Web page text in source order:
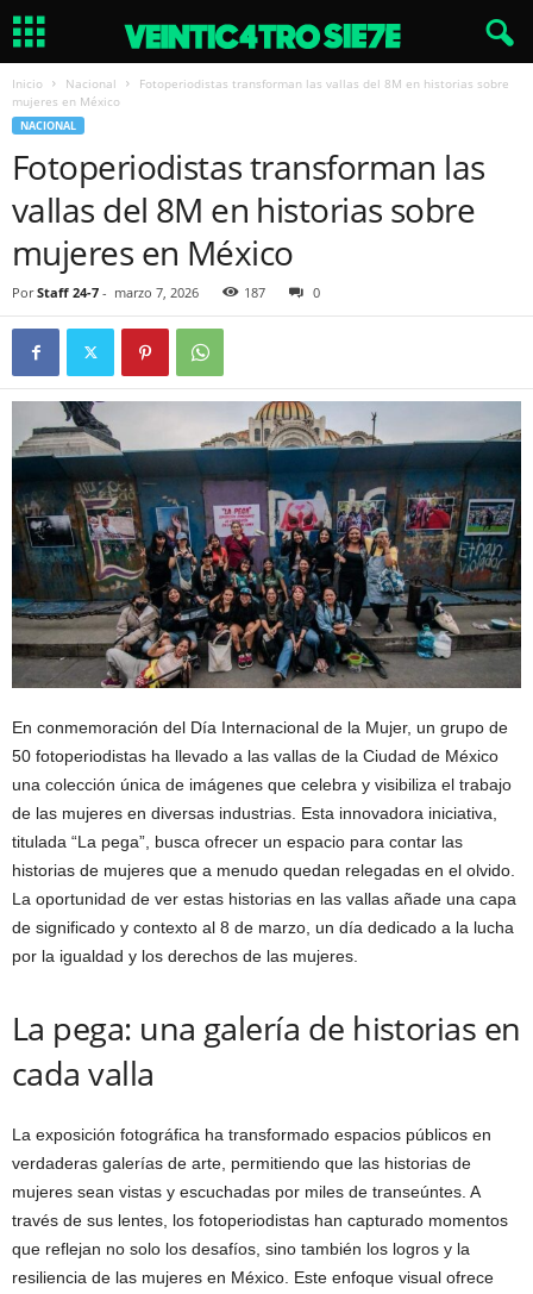
Inicio Nacional
Fotoperiodistas transforman las vallas del 8M en historias sobre
mujeres en México
NACIONAL
Fotoperiodistas transforman las
vallas del 8M en historias sobre
mujeres en México
Por Staff 24-7 - marzo 7, 2026 187 0
En conmemoración del Día Internacional de la Mujer, un grupo de
50 fotoperiodistas ha llevado a las vallas de la Ciudad de México
una colección única de imágenes que celebra y visibiliza el trabajo
de las mujeres en diversas industrias. Esta innovadora iniciativa,
titulada “La pega”, busca ofrecer un espacio para contar las
historias de mujeres que a menudo quedan relegadas en el olvido.
La oportunidad de ver estas historias en las vallas añade una capa
de significado y contexto al 8 de marzo, un día dedicado a la lucha
por la igualdad y los derechos de las mujeres.
La pega: una galería de historias en
cada valla
La exposición fotográfica ha transformado espacios públicos en
verdaderas galerías de arte, permitiendo que las historias de
mujeres sean vistas y escuchadas por miles de transeúntes. A
través de sus lentes, los fotoperiodistas han capturado momentos
que reflejan no solo los desafíos, sino también los logros y la
resiliencia de las mujeres en México. Este enfoque visual ofrece